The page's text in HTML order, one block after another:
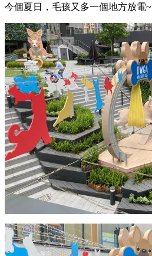
今個夏日，毛孩又多一個地方放電~